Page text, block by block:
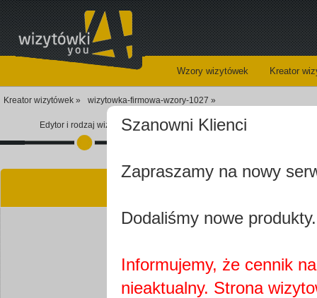
Wzory wizytówek Kreator
Kreator wizytówek » wizytowka-firmowa-wzory-1027 »
Edytor i rodzaj wizytówkiSzanowni Klienci
Zapraszamy na nowy
Dodaliśmy nowe
Informujemy, że cennik
nieaktualny. Strona